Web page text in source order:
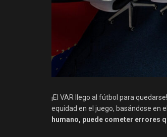
¡El VAR llego al fútbol para
equidad en el juego, basándose en
humano, puede cometer errores